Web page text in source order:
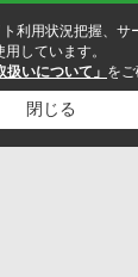
利用状況把握、サ
しています。
扱いについて」 をご
閉じる